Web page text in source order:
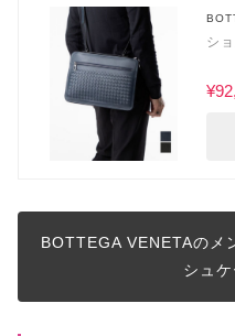
シ
BOTTEGA VENETAのメ
シュ